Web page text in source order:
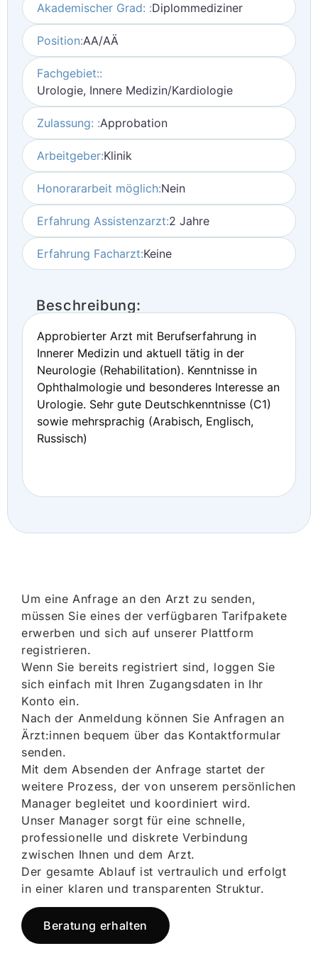
Akademischer Grad: :Diplommediziner
Position:AA/AÄ
Fachgebiet::
Urologie, Innere Medizin/Kardiologie
Zulassung: :Approbation
Arbeitgeber:Klinik
Honorararbeit möglich:Nein
Erfahrung Assistenzarzt:2 Jahre
Erfahrung Facharzt:Keine
Beschreibung:
Approbierter Arzt mit Berufserfahrung in
Innerer Medizin und aktuell tätig in der
Neurologie (Rehabilitation). Kenntnisse in
Ophthalmologie und besonderes Interesse an
Urologie. Sehr gute Deutschkenntnisse (C1)
sowie mehrsprachig (Arabisch, Englisch,
Russisch)
Um eine Anfrage an den Arzt zu senden,
müssen Sie eines der verfügbaren Tarifpakete
erwerben und sich auf unserer Plattform
registrieren.
Wenn Sie bereits registriert sind, loggen Sie
sich einfach mit Ihren Zugangsdaten in Ihr
Konto ein.
Nach der Anmeldung können Sie Anfragen an
Ärzt:innen bequem über das Kontaktformular
senden.
Mit dem Absenden der Anfrage startet der
weitere Prozess, der von unserem persönlichen
Manager begleitet und koordiniert wird.
Unser Manager sorgt für eine schnelle,
professionelle und diskrete Verbindung
zwischen Ihnen und dem Arzt.
Der gesamte Ablauf ist vertraulich und erfolgt
in einer klaren und transparenten Struktur.
Beratung erhalten